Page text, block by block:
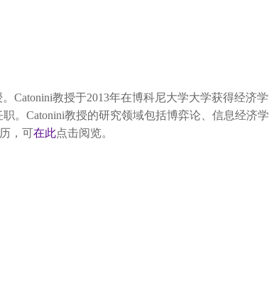
教授于2013年在博科尼大学大学获得经济学
。Catonini教授的研究领域包括博弈论、信息经济
，可 在此点击阅览。